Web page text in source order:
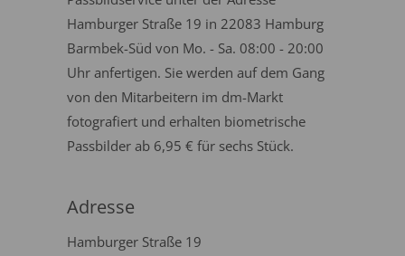
Hamburger Straße 19 in 22083 Hamburg
Barmbek-Süd von Mo. - Sa. 08:00 - 20:00
Uhr anfertigen. Sie werden auf dem Gang
von den Mitarbeitern im dm-Markt
fotografiert und erhalten biometrische
Passbilder ab 6,95 € für sechs Stück.
Adresse
Hamburger Straße 19